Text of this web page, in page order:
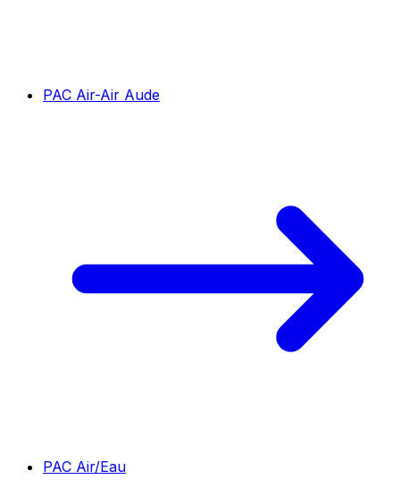
PAC Air-Air Aude
PAC Air/Eau